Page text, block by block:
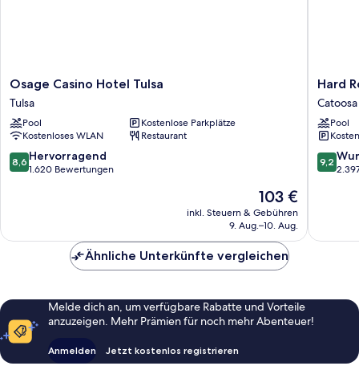
Osage
Casino
Hotel
Tulsa
Tulsa
Osage Casino Hotel Tulsa
Tulsa
Pool
Kostenlose Parkplätze
Kostenloses WLAN
Restaurant
8.6
von
8,6 Hervorragend
1.620 Bewertungen
Der
Preis
beträgt
103 €
inkl. Steuern & Gebühren
9. Aug.–10. Aug.
Hard
Rock
Hotel
and
Casino
Tulsa
Catoosa
Hard
Catoosa
Pool
9.2
von
9,2
Ähnliche Unterkünfte vergleichen
Melde dich an, um verfügbare Rabatte und Vorteile
anzuzeigen. Mehr Prämien für noch mehr Abenteuer!
Anmelden Jetzt kostenlos registrieren